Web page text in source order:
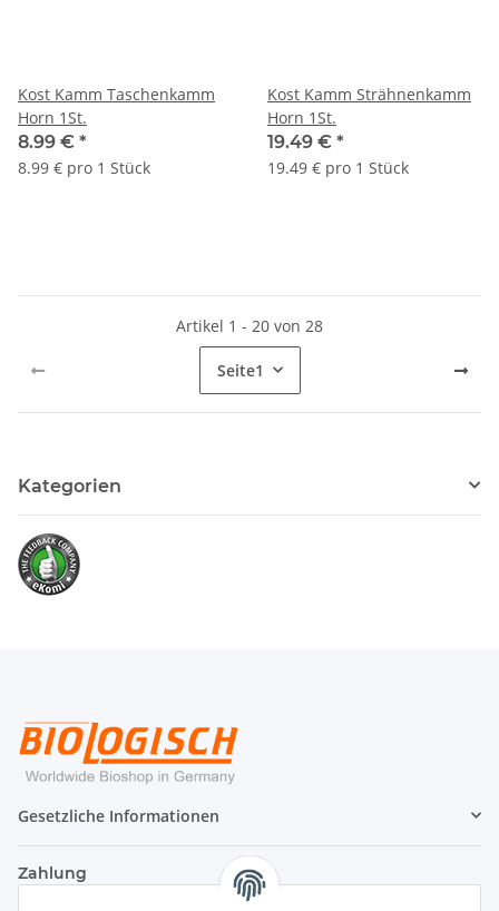
Kost Kamm Taschenkamm
Horn 1St.
8.99 € *
8.99 € pro 1 Stück
Kost Kamm Strähnenkamm
Horn 1St.
19.49 € *
19.49 € pro 1 Stück
Artikel 1 - 20 von 28
Seite1
Kategorien
Gesetzliche Informationen
Zahlung